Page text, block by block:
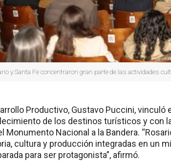
y Santa Fe concentraron gran parte de las actividades
Productivo, Gustavo Puccini,
de los destinos turísticos y con
Monumento Nacional a la Bandera.
cultura y producción integradas en un
para ser protagonista”, afirmó.